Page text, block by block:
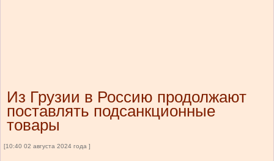
Из Грузии в Россию продолжают
поставлять подсанкционные
товары
[10:40 02 августа 2024 года ]